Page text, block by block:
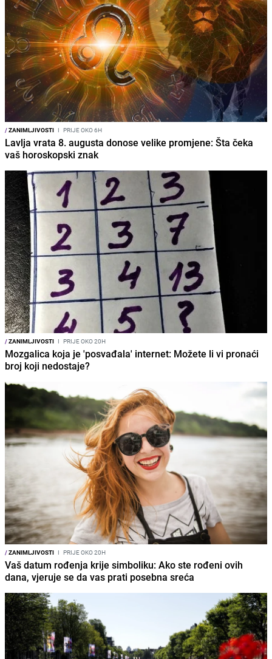
/ZANIMLJIVOSTI I PRIJE OKO 6H
Lavlja vrata 8. augusta donose velike promjene: Šta čeka
vaš horoskopski znak
/ZANIMLJIVOSTI I PRIJE OKO 20H
Mozgalica koja je 'posvađala' internet: Možete li vi pronaći
broj koji nedostaje?
/ZANIMLJIVOSTI I PRIJE OKO 20H
Vaš datum rođenja krije simboliku: Ako ste rođeni ovih
dana, vjeruje se da vas prati posebna sreća